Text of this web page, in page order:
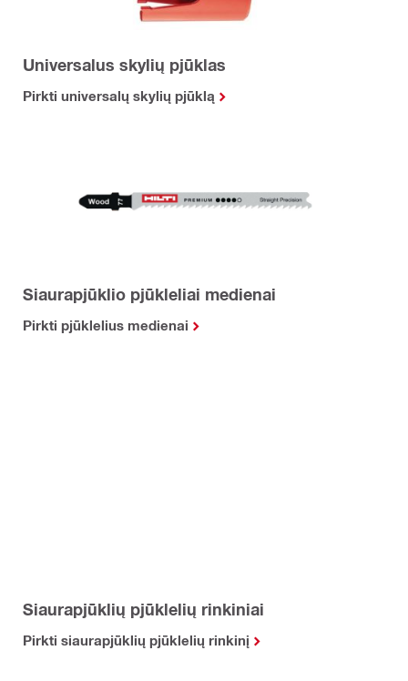
Universalus skylių pjūklas
Pirkti universalų skylių pjūklą
Siaurapjūklio pjūkleliai medienai
Pirkti pjūklelius medienai
Siaurapjūklių pjūklelių rinkiniai
Pirkti siaurapjūklių pjūklelių rinkinį